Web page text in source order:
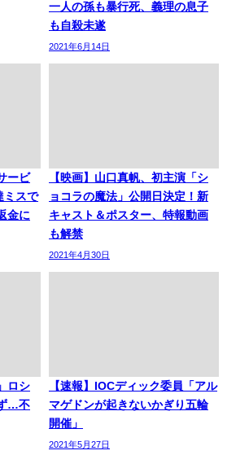
一人の孫も暴行死、義理の息子
も自殺未遂
2021年6月14日
ービ
ミスで
金に
【映画】山口真帆、初主演「シ
ョコラの魔法」公開日決定！新
キャスト＆ポスター、特報動画
も解禁
2021年4月30日
ロシ
…不
【速報】IOCディック委員「アル
マゲドンが起きないかぎり五輪
開催」
2021年5月27日